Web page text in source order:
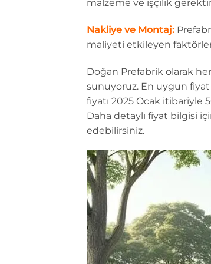
malzeme ve işçilik
Nakliye ve Montaj:
maliyeti etkileyen faktörler
Doğan Prefabrik olarak
sunuyoruz. En uygun
fiyatı 2025 Ocak itibariyle
Daha detaylı fiyat bilgisi
edebilirsiniz.